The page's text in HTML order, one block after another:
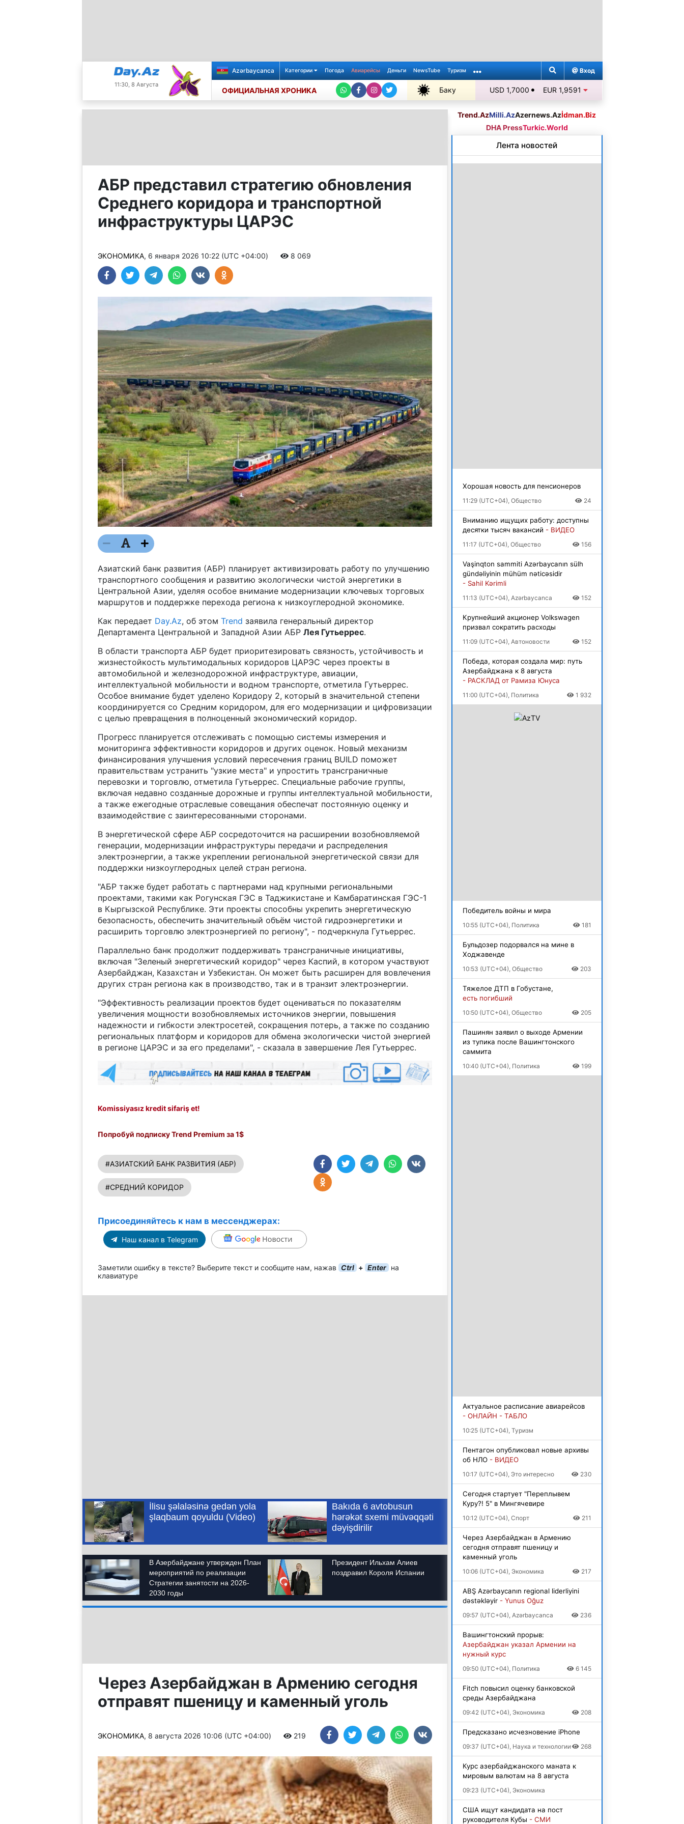
11:30, 8 Августа
Azərbaycanca Категории Погода Авиарейсы Деньги NewsTube Туризм Вход
ОФИЦИАЛЬНАЯ ХРОНИКА Баку
+35℃
USD 1,7000 EUR 1,9591
АБР представил стратегию обновления
Среднего коридора и транспортной
инфраструктуры ЦАРЭС
ЭКОНОМИКА, 6 января 2026 10:22 (UTC +04:00) 8 069
Азиатский банк развития (АБР) планирует активизировать работу по улучшению
транспортного сообщения и развитию экологически чистой энергетики в
Центральной Азии, уделяя особое внимание модернизации ключевых торговых
маршрутов и поддержке перехода региона к низкоуглеродной экономике.
Как передает Day.Az, об этом Trend заявила генеральный директор
Департамента Центральной и Западной Азии АБР Лея Гутьеррес.
В области транспорта АБР будет приоритезировать связность, устойчивость и
жизнестойкость мультимодальных коридоров ЦАРЭС через проекты в
автомобильной и железнодорожной инфраструктуре, авиации,
интеллектуальной мобильности и водном транспорте, отметила Гутьеррес.
Особое внимание будет уделено Коридору 2, который в значительной степени
координируется со Средним коридором, для его модернизации и цифровизации
с целью превращения в полноценный экономический коридор.
Прогресс планируется отслеживать с помощью системы измерения и
мониторинга эффективности коридоров и других оценок. Новый механизм
финансирования улучшения условий пересечения границ BUILD поможет
правительствам устранить "узкие места" и упростить трансграничные
перевозки и торговлю, отметила Гутьеррес. Специальные рабочие группы,
включая недавно созданные дорожные и группы интеллектуальной мобильности,
а также ежегодные отраслевые совещания обеспечат постоянную оценку и
взаимодействие с заинтересованными сторонами.
В энергетической сфере АБР сосредоточится на расширении возобновляемой
генерации, модернизации инфраструктуры передачи и распределения
электроэнергии, а также укреплении региональной энергетической связи для
поддержки низкоуглеродных целей стран региона.
"АБР также будет работать с партнерами над крупными региональными
проектами, такими как Рогунская ГЭС в Таджикистане и Камбаратинская ГЭС-1
в Кыргызской Республике. Эти проекты способны укрепить энергетическую
безопасность, обеспечить значительный объём чистой гидроэнергетики и
расширить торговлю электроэнергией по региону", - подчеркнула Гутьеррес.
Параллельно банк продолжит поддерживать трансграничные инициативы,
включая "Зеленый энергетический коридор" через Каспий, в котором участвуют
Азербайджан, Казахстан и Узбекистан. Он может быть расширен для вовлечения
других стран региона как в производство, так и в транзит электроэнергии.
"Эффективность реализации проектов будет оцениваться по показателям
увеличения мощности возобновляемых источников энергии, повышения
надежности и гибкости электросетей, сокращения потерь, а также по созданию
региональных платформ и коридоров для обмена экологически чистой энергией
в регионе ЦАРЭС и за его пределами", - cказала в завершение Лея Гутьеррес.
Komissiyasız kredit sifariş et!
Попробуй подписку Trend Premium за 1$
#АЗИАТСКИЙ БАНК РАЗВИТИЯ (АБР)
#СРЕДНИЙ КОРИДОР
Присоединяйтесь к нам в мессенджерах:
Наш канал в Telegram
Заметили ошибку в тексте? Выберите текст и сообщите нам, нажав Ctrl + Enter на
клавиатуре
Через Азербайджан в Армению сегодня
отправят пшеницу и каменный уголь
ЭКОНОМИКА, 8 августа 2026 10:06 (UTC +04:00) 219
Trend.AzMilli.AzAzernews.Azİdman.Biz
DHA PressTurkic.World
Лента новостей
Хорошая новость для пенсионеров
11:29 (UTC+04), Общество 24
Вниманию ищущих работу: доступны
десятки тысяч вакансий - ВИДЕО
11:17 (UTC+04), Общество 156
Vaşinqton sammiti Azərbaycanın sülh
gündəliyinin mühüm nəticəsidir
- Sahil Kərimli
11:13 (UTC+04), Azərbaycanca 152
Крупнейший акционер Volkswagen
призвал сократить расходы
11:09 (UTC+04), Автоновости 152
Победа, которая создала мир: путь
Азербайджана к 8 августа
- РАСКЛАД от Рамиза Юнуса
11:00 (UTC+04), Политика 1 932
Победитель войны и мира
10:55 (UTC+04), Политика 181
Бульдозер подорвался на мине в
Ходжавенде
10:53 (UTC+04), Общество 203
Тяжелое ДТП в Гобустане,
есть погибший
10:50 (UTC+04), Общество 205
Пашинян заявил о выходе Армении
из тупика после Вашингтонского
саммита
10:40 (UTC+04), Политика 199
Актуальное расписание авиарейсов
- ОНЛАЙН - ТАБЛО
10:25 (UTC+04), Туризм
Пентагон опубликовал новые архивы
об НЛО - ВИДЕО
10:17 (UTC+04), Это интересно 230
Сегодня стартует "Переплывем
Куру?! 5" в Мингячевире
10:12 (UTC+04), Спорт 211
Через Азербайджан в Армению
сегодня отправят пшеницу и
каменный уголь
10:06 (UTC+04), Экономика 217
ABŞ Azərbaycanın regional liderliyini
dəstəkləyir - Yunus Oğuz
09:57 (UTC+04), Azərbaycanca 236
Вашингтонский прорыв:
Азербайджан указал Армении на
нужный курс
09:50 (UTC+04), Политика 6 145
Fitch повысил оценку банковской
среды Азербайджана
09:42 (UTC+04), Экономика 208
Предсказано исчезновение iPhone
09:37 (UTC+04), Наука и технологии 268
Курс азербайджанского маната к
мировым валютам на 8 августа
09:23 (UTC+04), Экономика
США ищут кандидата на пост
руководителя Кубы - СМИ